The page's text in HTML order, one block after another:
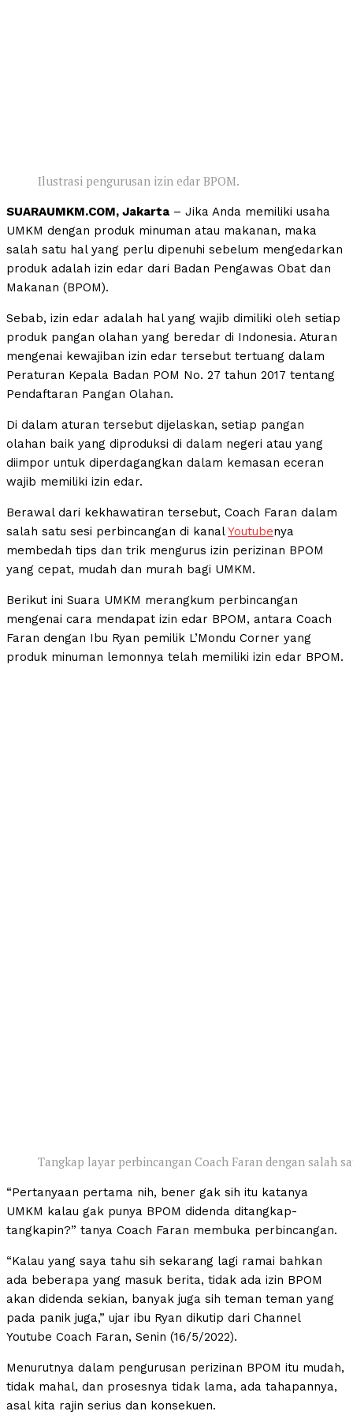
Ilustrasi pengurusan izin edar BPOM.
SUARAUMKM.COM, Jakarta – Jika Anda memiliki usaha
UMKM dengan produk minuman atau makanan, maka
salah satu hal yang perlu dipenuhi sebelum mengedarkan
produk adalah izin edar dari Badan Pengawas Obat dan
Makanan (BPOM).
Sebab, izin edar adalah hal yang wajib dimiliki oleh setiap
produk pangan olahan yang beredar di Indonesia. Aturan
mengenai kewajiban izin edar tersebut tertuang dalam
Peraturan Kepala Badan POM No. 27 tahun 2017 tentang
Pendaftaran Pangan Olahan.
Di dalam aturan tersebut dijelaskan, setiap pangan
olahan baik yang diproduksi di dalam negeri atau yang
diimpor untuk diperdagangkan dalam kemasan eceran
wajib memiliki izin edar.
Berawal dari kekhawatiran tersebut, Coach Faran dalam
salah satu sesi perbincangan di kanalYoutubenya
membedah tips dan trik mengurus izin perizinan BPOM
yang cepat, mudah dan murah bagi UMKM.
Berikut ini Suara UMKM merangkum perbincangan
mengenai cara mendapat izin edar BPOM, antara Coach
Faran dengan Ibu Ryan pemilik L’Mondu Corner yang
produk minuman lemonnya telah memiliki izin edar BPOM.
Tangkap layar perbincangan Coach Faran dengan salah
“Pertanyaan pertama nih, bener gak sih itu katanya
UMKM kalau gak punya BPOM didenda ditangkap-
tangkapin?” tanya Coach Faran membuka perbincangan.
“Kalau yang saya tahu sih sekarang lagi ramai bahkan
ada beberapa yang masuk berita, tidak ada izin BPOM
akan didenda sekian, banyak juga sih teman teman yang
pada panik juga,” ujar ibu Ryan dikutip dari Channel
Youtube Coach Faran, Senin (16/5/2022).
Menurutnya dalam pengurusan perizinan BPOM itu mudah,
tidak mahal, dan prosesnya tidak lama, ada tahapannya,
asal kita rajin serius dan konsekuen.